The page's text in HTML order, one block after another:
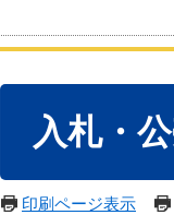
入札・
印刷ページ表示